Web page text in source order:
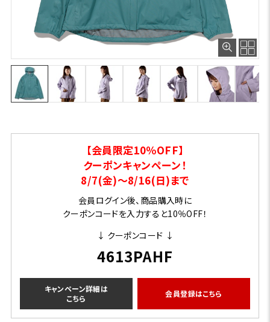
【会員限定10％OFF】
クーポンキャンペーン！
8/7(金)～8/16(日)まで
会員ログイン後、商品購入時に
クーポンコードを入力すると10％OFF！
↓ クーポンコード ↓
4613PAHF
キャンペーン詳細は
こちら
会員登録はこちら